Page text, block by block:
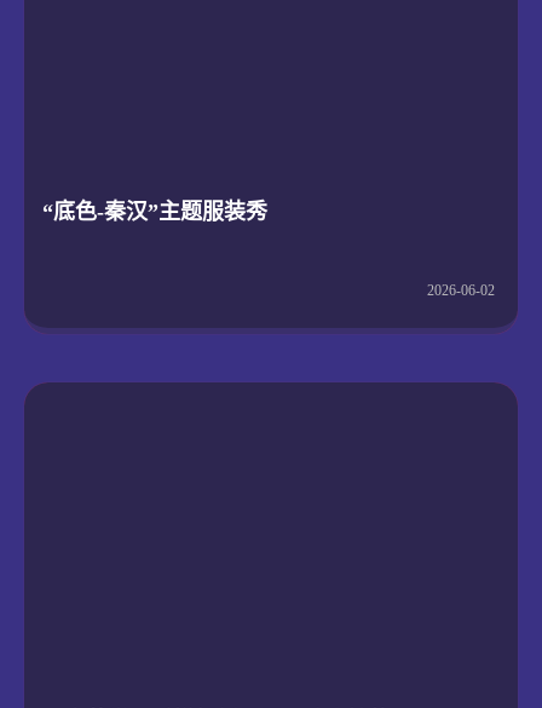
“底色-秦汉”主题服装秀
2026-06-02